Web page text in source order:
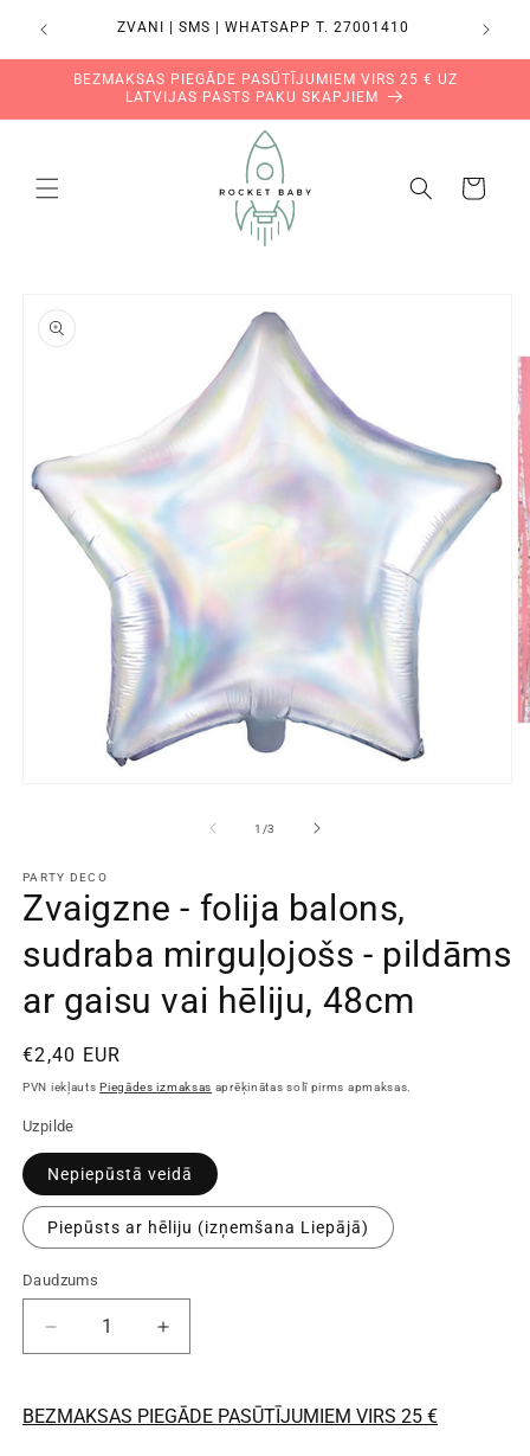
uz
ZVANI | SMS | WHATSAPP T. 27001410
BEZMAKSAS PIEGĀDE PASŪTĪJUMIEM VIRS 25 € UZ
LATVIJAS PASTS PAKU SKAPJIEM
Grozs
produkta
informāciju
1 /no
3
PARTY DECO
Zvaigzne - folija balons,
sudraba mirguļojošs - pildāms
ar gaisu vai hēliju, 48cm
Standarta
cena
€2,40 EUR
PVN iekļautsPiegādes izmaksas aprēķinātas solī pirms apmaksas.
Uzpilde
Nepiepūstā veidā
Piepūsts ar hēliju (izņemšana Liepājā)
Daudzums
Samazināt
daudzumu
-
Palielināt
daudzumu
-
BEZMAKSAS PIEGĀDE PASŪTĪJUMIEM VIRS 25 €